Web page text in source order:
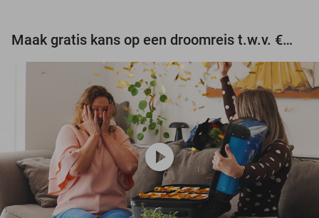
Maak gratis kans op een droomreis t.w.v. €3.000!
play_circle